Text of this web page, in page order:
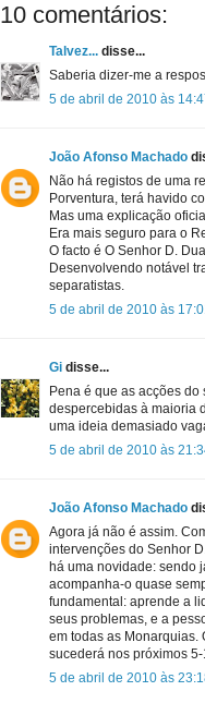
10 comentários:
Talvez... disse...
Saberia dizer-me a
5 de abril de 2010 às
João Afonso Machado
Não há registos de uma
Porventura, terá havido
Mas uma explicação
Era mais seguro para o
O facto é O Senhor D.
Desenvolvendo notável
separatistas.
5 de abril de 2010 às
Gi disse...
Pena é que as acções
despercebidas à maioria
uma ideia demasiado
5 de abril de 2010 às
João Afonso Machado
Agora já não é assim.
intervenções do Senhor
há uma novidade: sendo
acompanha-o quase
fundamental: aprende a
seus problemas, e a
em todas as Monarquias.
sucederá nos próximos
5 de abril de 2010 às